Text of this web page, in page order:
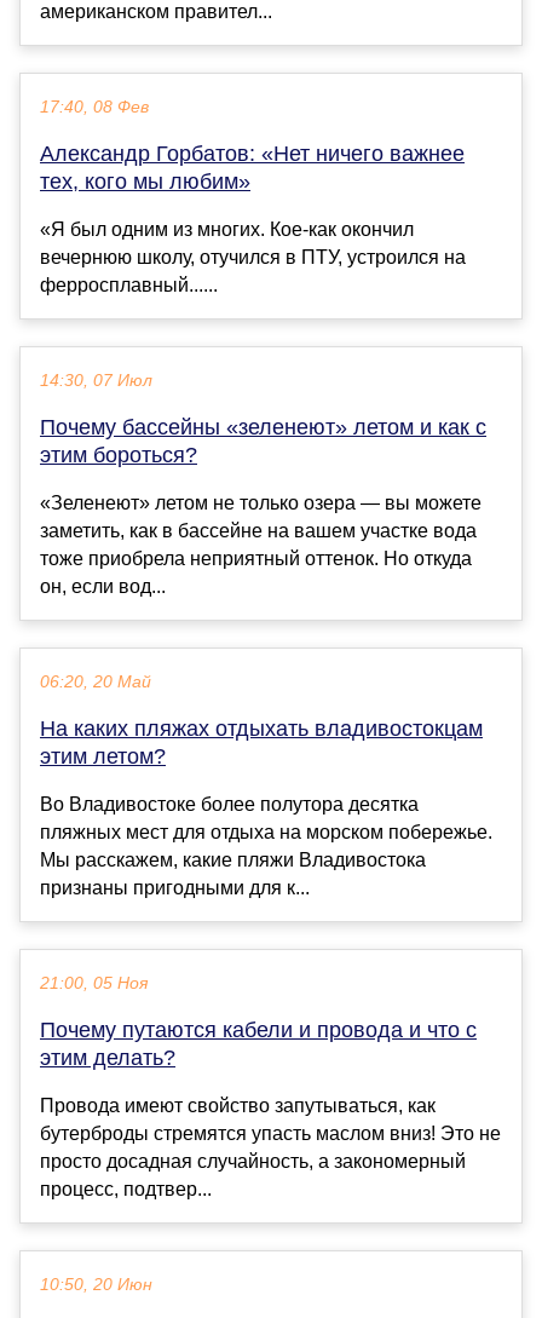
американском правител...
17:40, 08 Фев
Александр Горбатов: «Нет ничего важнее
тех, кого мы любим»
«Я был одним из многих. Кое-как окончил
вечернюю школу, отучился в ПТУ, устроился на
ферросплавный......
14:30, 07 Июл
Почему бассейны «зеленеют» летом и как с
этим бороться?
«Зеленеют» летом не только озера — вы можете
заметить, как в бассейне на вашем участке вода
тоже приобрела неприятный оттенок. Но откуда
он, если вод...
06:20, 20 Май
На каких пляжах отдыхать владивостокцам
этим летом?
Во Владивостоке более полутора десятка
пляжных мест для отдыха на морском побережье.
Мы расскажем, какие пляжи Владивостока
признаны пригодными для к...
21:00, 05 Ноя
Почему путаются кабели и провода и что с
этим делать?
Провода имеют свойство запутываться, как
бутерброды стремятся упасть маслом вниз! Это не
просто досадная случайность, а закономерный
процесс, подтвер...
10:50, 20 Июн